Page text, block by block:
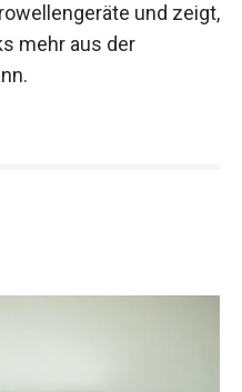
und zeigt,
mehr aus der